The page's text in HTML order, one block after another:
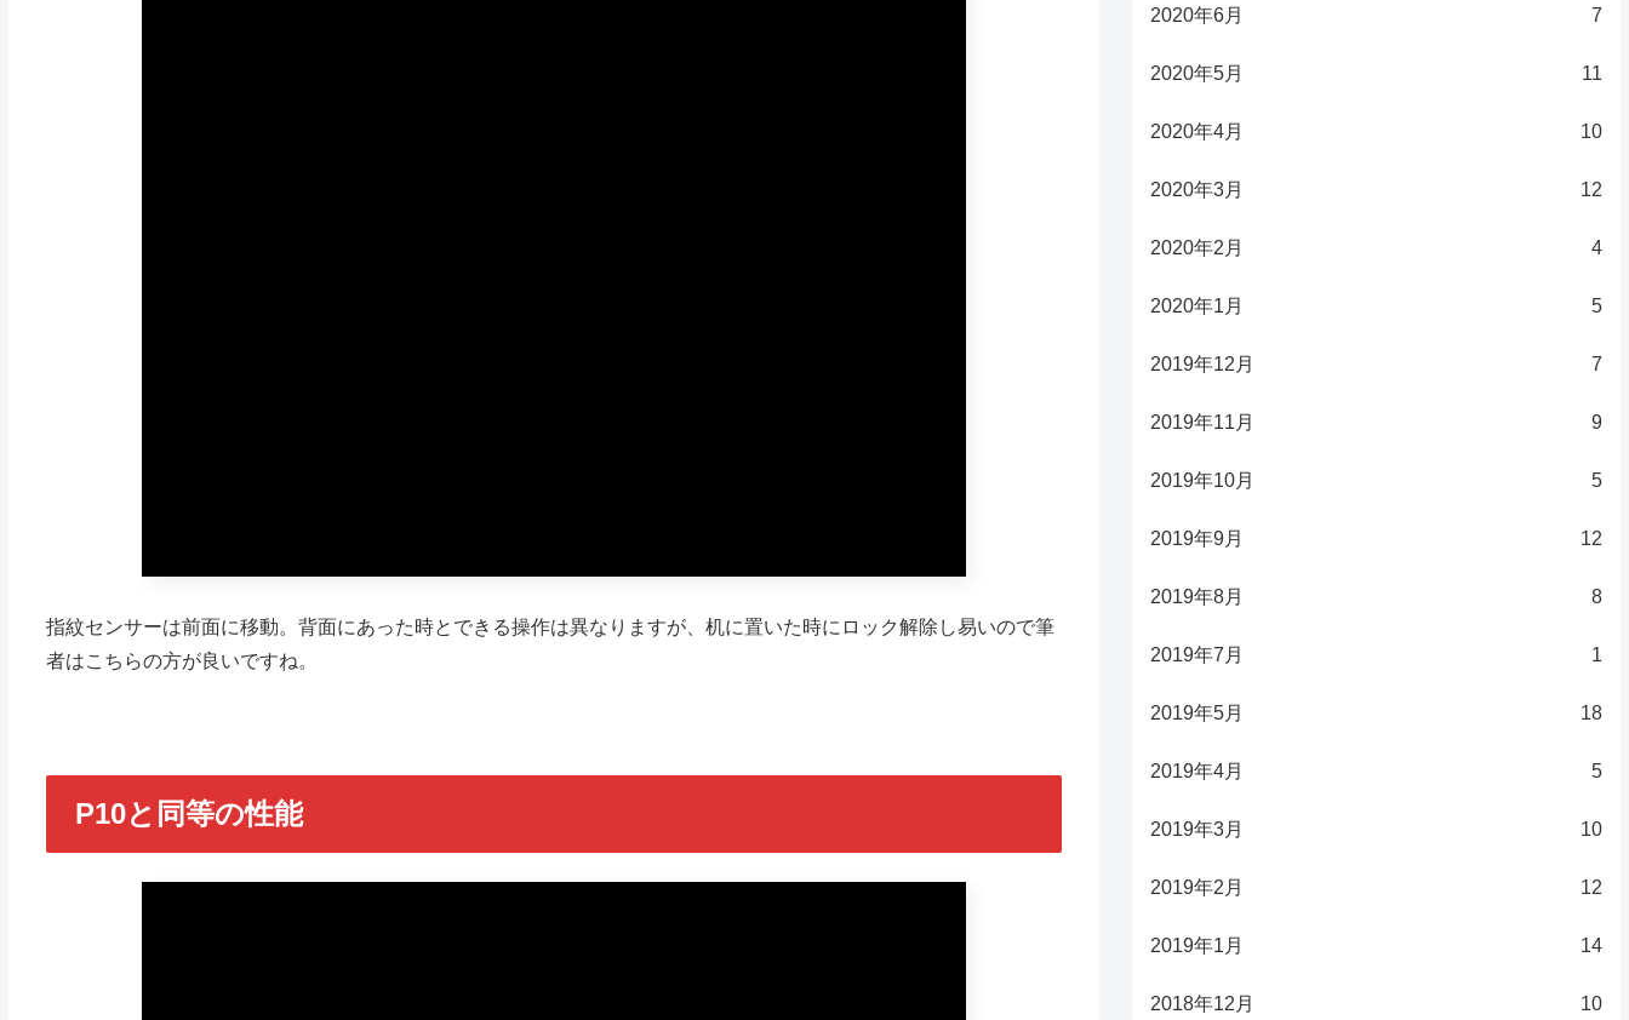
指紋センサーは前面に移動。背面にあった時とできる操作は異なりますが、机に置いた時にロック解除し易いので筆
者はこちらの方が良いですね。
P10と同等の性能
2020年6月 7
2020年5月 11
2020年4月 10
2020年3月 12
2020年2月 4
2020年1月 5
2019年12月 7
2019年11月 9
2019年10月 5
2019年9月 12
2019年8月 8
2019年7月 1
2019年5月 18
2019年4月 5
2019年3月 10
2019年2月 12
2019年1月 14
2018年12月 10